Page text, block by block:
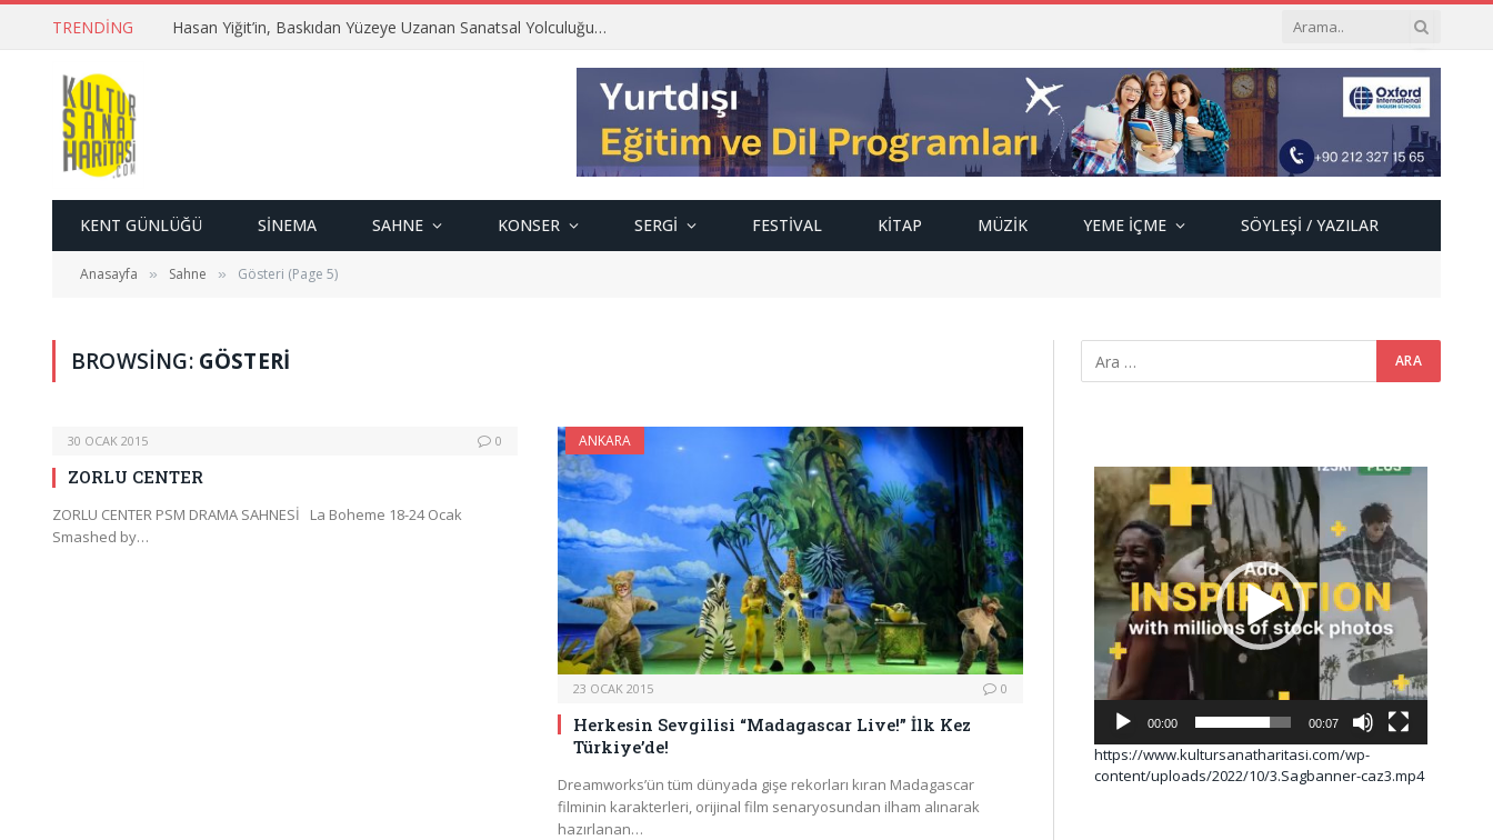
TRENDING Hasan Yiğit’in, Baskıdan Yüzeye Uzanan Sanatsal Yolculuğu…
KENT GÜNLÜĞÜ SINEMA SAHNE KONSER SERGI FESTIVAL KITAP MÜZIK YEME İÇME SÖYLEŞI / YAZILAR
Anasayfa » Sahne » Gösteri (Page 5)
BROWSING: GÖSTERI
30 OCAK 2015 0
ZORLU CENTER
ZORLU CENTER PSM DRAMA SAHNESİ La Boheme 18-24 Ocak
Smashed by…
ANKARA
23 OCAK 2015 0
Herkesin Sevgilisi “Madagascar Live!” İlk Kez
Türkiye’de!
Dreamworks’ün tüm dünyada gişe rekorları kıran Madagascar
filminin karakterleri, orijinal film senaryosundan ilham alınarak
hazırlanan…
Video
oynatıcı
00:00 00:07
https://www.kultursanatharitasi.com/wp-
content/uploads/2022/10/3.Sagbanner-caz3.mp4